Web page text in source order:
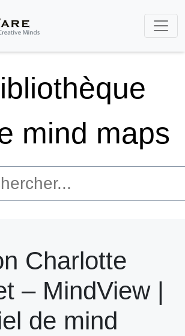
mind maps
Charlotte
– MindView |
de mind